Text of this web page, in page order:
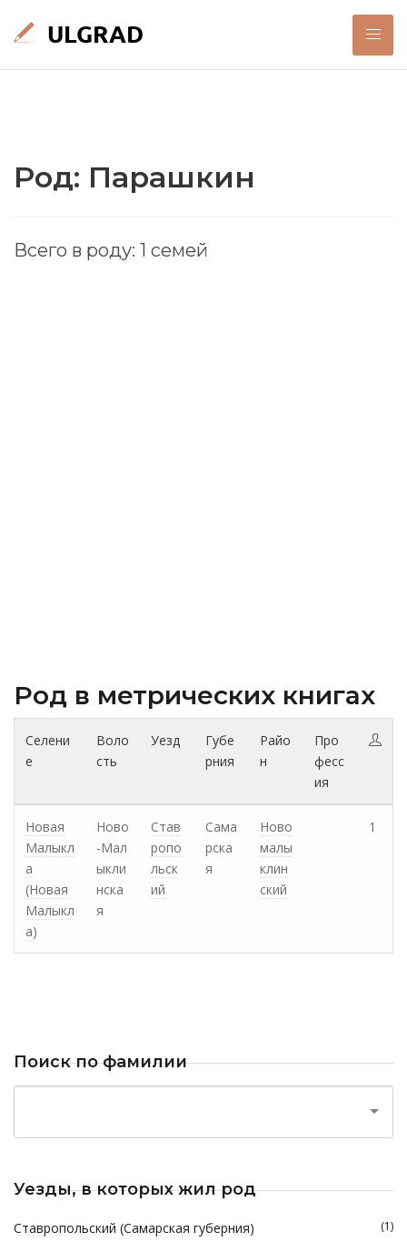
Род: Парашкин
Всего в роду: 1 семей
Род в метрических книгах
Селени
е
Воло
сть
Уезд
Губе
рния
Райо
н
Про
фесс
ия
Новая
Малыкл
а
(Новая
Малыкл
а)
Ново
-Мал
ыкли
нска
я
Став
ропо
льск
ий
Сама
рска
я
Ново
малы
клин
ский
1
Поиск по фамилии
Уезды, в которых жил род
Ставропольский (Самарская губерния) (1)